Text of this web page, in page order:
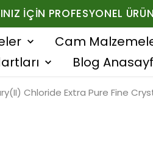
İÇIN PROFESYONEL
Cam
Blog
Chloride Extra Pure Fine